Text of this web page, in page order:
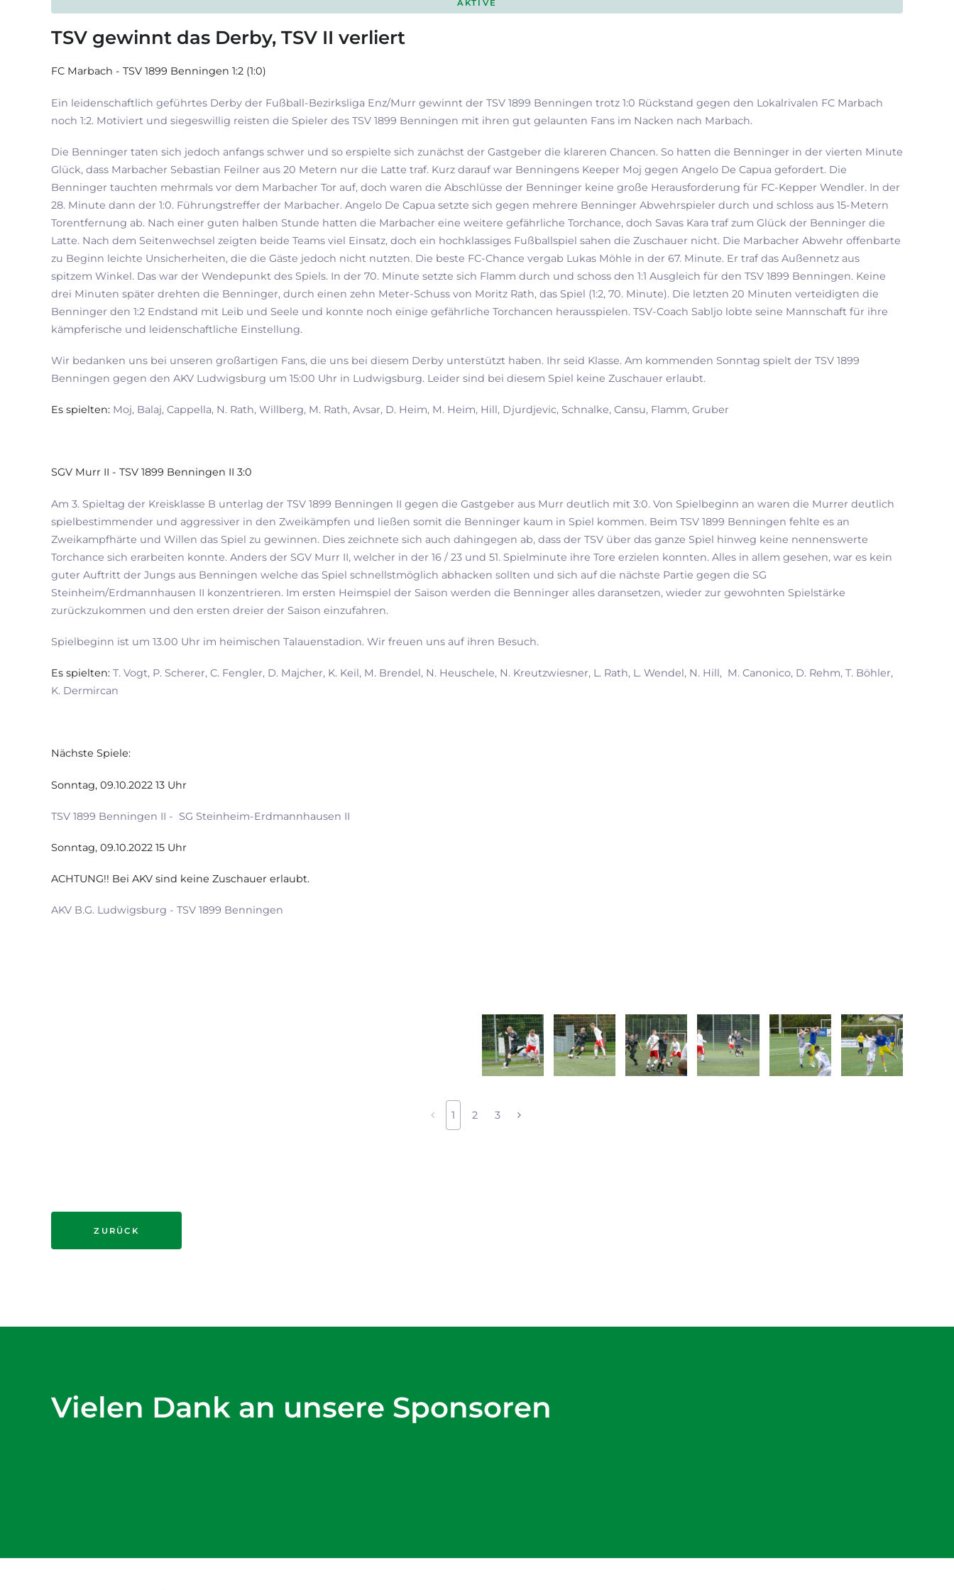
AKTIVE
TSV gewinnt das Derby, TSV II verliert
FC Marbach - TSV 1899 Benningen 1:2 (1:0)
Ein leidenschaftlich geführtes Derby der Fußball-Bezirksliga Enz/Murr gewinnt der TSV 1899 Benningen trotz 1:0 Rückstand gegen den Lokalrivalen FC Marbach
noch 1:2. Motiviert und siegeswillig reisten die Spieler des TSV 1899 Benningen mit ihren gut gelaunten Fans im Nacken nach Marbach.
Die Benninger taten sich jedoch anfangs schwer und so erspielte sich zunächst der Gastgeber die klareren Chancen. So hatten die Benninger in der vierten Minute
Glück, dass Marbacher Sebastian Feilner aus 20 Metern nur die Latte traf. Kurz darauf war Benningens Keeper Moj gegen Angelo De Capua gefordert. Die
Benninger tauchten mehrmals vor dem Marbacher Tor auf, doch waren die Abschlüsse der Benninger keine große Herausforderung für FC-Kepper Wendler. In der
28. Minute dann der 1:0. Führungstreffer der Marbacher. Angelo De Capua setzte sich gegen mehrere Benninger Abwehrspieler durch und schloss aus 15-Metern
Torentfernung ab. Nach einer guten halben Stunde hatten die Marbacher eine weitere gefährliche Torchance, doch Savas Kara traf zum Glück der Benninger die
Latte. Nach dem Seitenwechsel zeigten beide Teams viel Einsatz, doch ein hochklassiges Fußballspiel sahen die Zuschauer nicht. Die Marbacher Abwehr offenbarte
zu Beginn leichte Unsicherheiten, die die Gäste jedoch nicht nutzten. Die beste FC-Chance vergab Lukas Möhle in der 67. Minute. Er traf das Außennetz aus
spitzem Winkel. Das war der Wendepunkt des Spiels. In der 70. Minute setzte sich Flamm durch und schoss den 1:1 Ausgleich für den TSV 1899 Benningen. Keine
drei Minuten später drehten die Benninger, durch einen zehn Meter-Schuss von Moritz Rath, das Spiel (1:2, 70. Minute). Die letzten 20 Minuten verteidigten die
Benninger den 1:2 Endstand mit Leib und Seele und konnte noch einige gefährliche Torchancen herausspielen. TSV-Coach Sabljo lobte seine Mannschaft für ihre
kämpferische und leidenschaftliche Einstellung.
Wir bedanken uns bei unseren großartigen Fans, die uns bei diesem Derby unterstützt haben. Ihr seid Klasse. Am kommenden Sonntag spielt der TSV 1899
Benningen gegen den AKV Ludwigsburg um 15:00 Uhr in Ludwigsburg. Leider sind bei diesem Spiel keine Zuschauer erlaubt.
Es spielten: Moj, Balaj, Cappella, N. Rath, Willberg, M. Rath, Avsar, D. Heim, M. Heim, Hill, Djurdjevic, Schnalke, Cansu, Flamm, Gruber
SGV Murr II - TSV 1899 Benningen II 3:0
Am 3. Spieltag der Kreisklasse B unterlag der TSV 1899 Benningen II gegen die Gastgeber aus Murr deutlich mit 3:0. Von Spielbeginn an waren die Murrer deutlich
spielbestimmender und aggressiver in den Zweikämpfen und ließen somit die Benninger kaum in Spiel kommen. Beim TSV 1899 Benningen fehlte es an
Zweikampfhärte und Willen das Spiel zu gewinnen. Dies zeichnete sich auch dahingegen ab, dass der TSV über das ganze Spiel hinweg keine nennenswerte
Torchance sich erarbeiten konnte. Anders der SGV Murr II, welcher in der 16 / 23 und 51. Spielminute ihre Tore erzielen konnten. Alles in allem gesehen, war es kein
guter Auftritt der Jungs aus Benningen welche das Spiel schnellstmöglich abhacken sollten und sich auf die nächste Partie gegen die SG
Steinheim/Erdmannhausen II konzentrieren. Im ersten Heimspiel der Saison werden die Benninger alles daransetzen, wieder zur gewohnten Spielstärke
zurückzukommen und den ersten dreier der Saison einzufahren.
Spielbeginn ist um 13.00 Uhr im heimischen Talauenstadion. Wir freuen uns auf ihren Besuch.
Es spielten: T. Vogt, P. Scherer, C. Fengler, D. Majcher, K. Keil, M. Brendel, N. Heuschele, N. Kreutzwiesner, L. Rath, L. Wendel, N. Hill, M. Canonico, D. Rehm, T. Böhler,
K. Dermircan
Nächste Spiele:
Sonntag, 09.10.2022 13 Uhr
TSV 1899 Benningen II - SG Steinheim-Erdmannhausen II
Sonntag, 09.10.2022 15 Uhr
ACHTUNG!! Bei AKV sind keine Zuschauer erlaubt.
AKV B.G. Ludwigsburg - TSV 1899 Benningen
1 2 3
ZURÜCK
Vielen Dank an unsere Sponsoren